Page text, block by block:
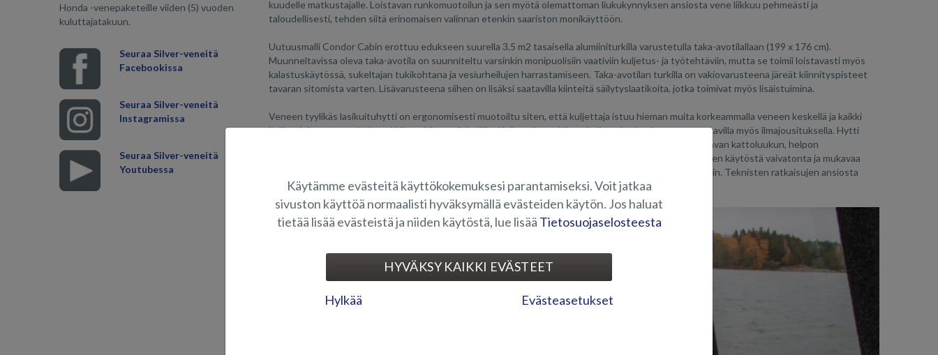
kuudelle matkustajalle. Loistavan runkomuotoilun ja sen myötä olemattoman liukukynnyksen ansiosta vene liikkuu pehmeästi ja
taloudellisesti, tehden siitä erinomaisen valinnan etenkin saariston monikäyttöön.
Uutuusmalli Condor Cabin erottuu edukseen suurella 3,5 m2 tasaisella alumiiniturkilla varustetulla taka-avotilallaan (199 x 176 cm).
Muunneltavissa oleva taka-avotila on suunniteltu varsinkin monipuolisiin vaativiin kuljetus- ja työtehtäviin, mutta se toimii loistavasti myös
kalastuskäytössä, sukeltajan tukikohtana ja vesiurheilujen harrastamiseen. Taka-avotilan turkilla on vakiovarusteena järeät kiinnityspisteet
tavaran sitomista varten. Lisävarusteena siihen on lisäksi saatavilla kiinteitä säilytyslaatikoita, jotka toimivat myös lisäistuimina.
Veneen tyylikäs lasikuituhytti on ergonomisesti muotoiltu siten, että kuljettaja istuu hieman muita korkeammalla veneen keskellä ja kaikki
hallintalaitteet ovat helposti hänen käytettävissään. Kuljettajan sekä apukuljettajan istuimet ovat saatavilla myös ilmajousituksella. Hytti
tarjoaa väljät tilat mukavine istumapaikkoineen, esteettömän näkyvyyden joka suuntaan, suuren avattavan kattoluukun, helpon
läpikuljettavuuden keulasta perään, sekä hyvän seisomakorkeuden - ominaisuuksia, jotka tekevät veneen käytöstä vaivatonta ja mukavaa
kaikissa olosuhteissa. Leveä takaliukuovi helpottaa veneessä liikkumista ja tavaroiden lastaamista hyttiin. Teknisten ratkaisujen ansiosta
ovet toimivat moitteettomasti myös pakkasolosuhteissa.
Honda -venepaketeille viiden (5) vuoden
kuluttajatakuun.
Seuraa Silver-veneitä
Facebookissa
Seuraa Silver-veneitä
Instagramissa
Seuraa Silver-veneitä
Youtubessa
Käytämme evästeitä käyttökokemuksesi parantamiseksi. Voit jatkaa
sivuston käyttöä normaalisti hyväksymällä evästeiden käytön. Jos haluat
tietää lisää evästeistä ja niiden käytöstä, lue lisää Tietosuojaselosteesta
HYVÄKSY KAIKKI EVÄSTEET
Hylkää Evästeasetukset